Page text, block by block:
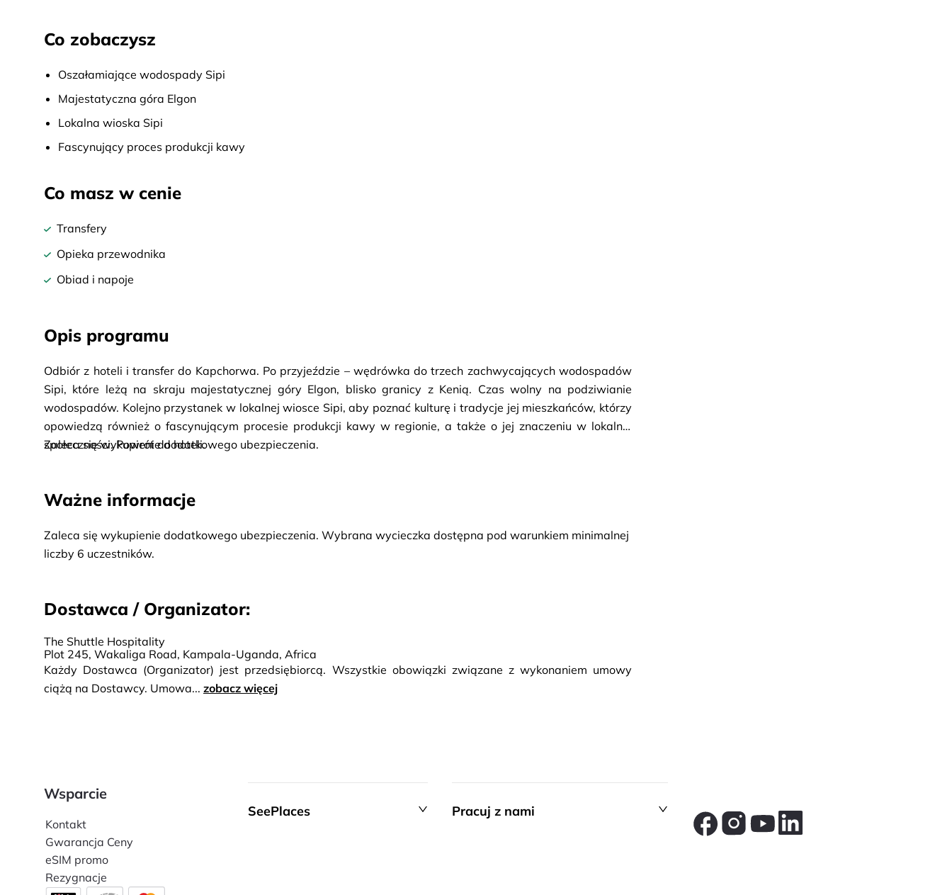
Co zobaczysz
Oszałamiające wodospady Sipi
Majestatyczna góra Elgon
Lokalna wioska Sipi
Fascynujący proces produkcji kawy
Co masz w cenie
Transfery
Opieka przewodnika
Obiad i napoje
Opis programu
Odbiór z hoteli i transfer do Kapchorwa. Po przyjeździe – wędrówka do trzech zachwycających wodospadów
Sipi, które leżą na skraju majestatycznej góry Elgon, blisko granicy z Kenią. Czas wolny na podziwianie
wodospadów. Kolejno przystanek w lokalnej wiosce Sipi, aby poznać kulturę i tradycje jej mieszkańców, którzy
opowiedzą również o fascynującym procesie produkcji kawy w regionie, a także o jej znaczeniu w lokalnej
społeczności. Powrót do hoteli.
Zaleca się wykupienie dodatkowego ubezpieczenia.
Ważne informacje
Zaleca się wykupienie dodatkowego ubezpieczenia. Wybrana wycieczka dostępna pod warunkiem minimalnej
liczby 6 uczestników.
Dostawca / Organizator:
The Shuttle Hospitality
Plot 245, Wakaliga Road, Kampala-Uganda, Africa
Każdy Dostawca (Organizator) jest przedsiębiorcą. Wszystkie obowiązki związane z wykonaniem umowy
ciążą na Dostawcy. Umowa... zobacz więcej
Wsparcie
Kontakt
Gwarancja Ceny
eSIM promo
Rezygnacje
SeePlaces Pracuj z nami